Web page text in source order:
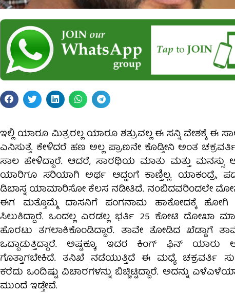
12/6/2022
ಮಗನಿಗಾಗಿಯೇ ಸಿನಿಮಾ ಮಾಡಿದ
ಮಹಾತಾಯಿ! | Karnataka ||
#karnataka #kannadamovies
#sandalwood
74 Views 2 Likes • 2 Comments
ಇಲ್ಲಿ ಯಾರೂ‌ ಮಿತ್ರರಲ್ಲ ಯಾರೂ ಶತ್ರುವಲ್ಲ ಈ‌ ಸನ್ನಿ ವೇಶಕ್ಕೆ ಈ‌
ಎನಿಸುತ್ತೆ. ಕೇಳಿದರೆ ಹಣ ಅಲ್ಲ ಪ್ರಾಣನೇ ಕೊಡ್ತೀನಿ ಅಂತ
ಸಾಲ ಹೇಳಿದ್ದಾರೆ. ಆದರೆ, ಸಾರಥಿಯ ಮಾತು ಮತ್ತು ಮನಸ್ಸು
ಯಾರಿಗೂ ಸರಿಯಾಗಿ ಅರ್ಥ ಆದ್ಹಂಗೆ ಕಾಣ್ತಿಲ್ಲ. ಯಾಕಂದ್ರೆ,
ಡಿಬಾಸ್ನ ಯಾಮಾರಿಸೋ ಕೆಲಸ ನಡೀತಿದೆ. ನಂಬಿದವರಿಂದಲೇ
ಈಗ ಮತ್ತೊಮ್ಮೆ ದಾಸನಿಗೆ ಪಂಗನಾಮ ಹಾಕೋದಕ್ಕೆ ಹೋಗಿ
ಸಿಲುಕಿದ್ದಾರೆ.‌ ಒಂದಲ್ಲ ಎರಡಲ್ಲ ಭರ್ತಿ 25 ಕೋಟಿ ದೋಖಾ
ಹೊರಟು ತಗಲಾಕಿಕೊಂಡಿದ್ದಾರೆ.‌ ತಾವೇ ತೋಡಿದ ಖೆಡ್ಡಾಗೆ
ಒದ್ದಾಡುತ್ತಿದ್ದಾರೆ. ಅಷ್ಟಕ್ಕೂ, ಇದರ ಕಿಂಗ್ ಫಿನ್ ಯಾರು
ಗೊತ್ತಾಗಬೇಕಿದೆ. ತನಿಖೆ ನಡೆಯುತ್ತಿದೆ ಈ‌ ಮಧ್ಯೆ ಚಕ್ರವರ್ತಿ
ಕರೆದು ಒಂದಿಷ್ಟು ವಿಚಾರಗಳನ್ನು ಬಿಚ್ಚಿಟ್ಟಿದ್ದಾರೆ. ಅದನ್ನು
ಮುಂದೆ ಇಡ್ತೇವೆ.